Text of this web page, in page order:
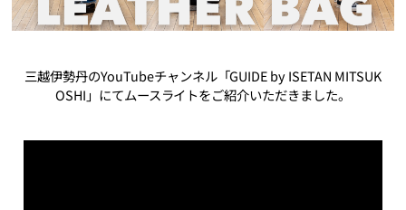
三越伊勢丹のYouTubeチャンネル「GUIDE by ISETAN MITSUK
OSHI」にてムースライトをご紹介いただきました。